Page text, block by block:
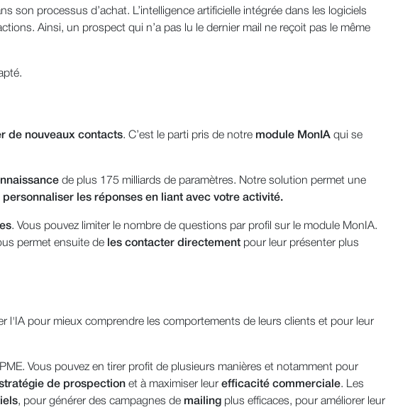
son processus d’achat. L’intelligence artificielle intégrée dans les logiciels
Ainsi, un prospect qui n’a pas lu le dernier mail ne reçoit pas le même
de nouveaux contacts. C’est le parti pris de notre module MonIA qui se
de plus 175 milliards de paramètres. Notre solution permet une
personnaliser les réponses en liant avec votre activité.
. Vous pouvez limiter le nombre de questions par profil sur le module MonIA.
permet ensuite de les contacter directement pour leur présenter plus
l'IA pour mieux comprendre les comportements de leurs clients et pour leur
Vous pouvez en tirer profit de plusieurs manières et notamment pour
de prospection et à maximiser leur efficacité commerciale. Les
, pour générer des campagnes de mailing plus efficaces, pour améliorer leur